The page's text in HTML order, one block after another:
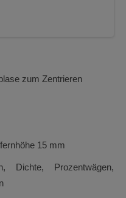
zum Zentrieren
15 mm
Dichte, Prozentwägen,